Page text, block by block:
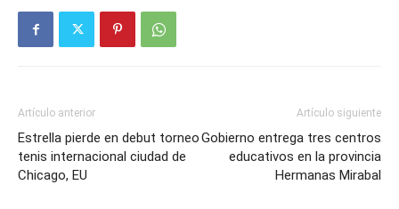
Artículo anterior
Estrella pierde en debut torneo
tenis internacional ciudad de
Chicago, EU
Artículo siguiente
Gobierno entrega tres centros
educativos en la provincia
Hermanas Mirabal